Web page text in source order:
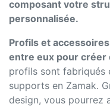
composant votre
personnalisée.
Profils et
entre eux pour créer
profils sont fabriqués
supports en Zamak.
design, vous pourrez